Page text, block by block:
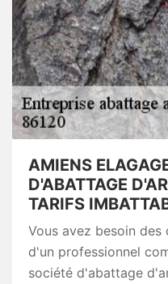
AMIENS
D'ABATTAGE
TARIFS
Vous avez besoin
d'un professionnel
société d'abattage